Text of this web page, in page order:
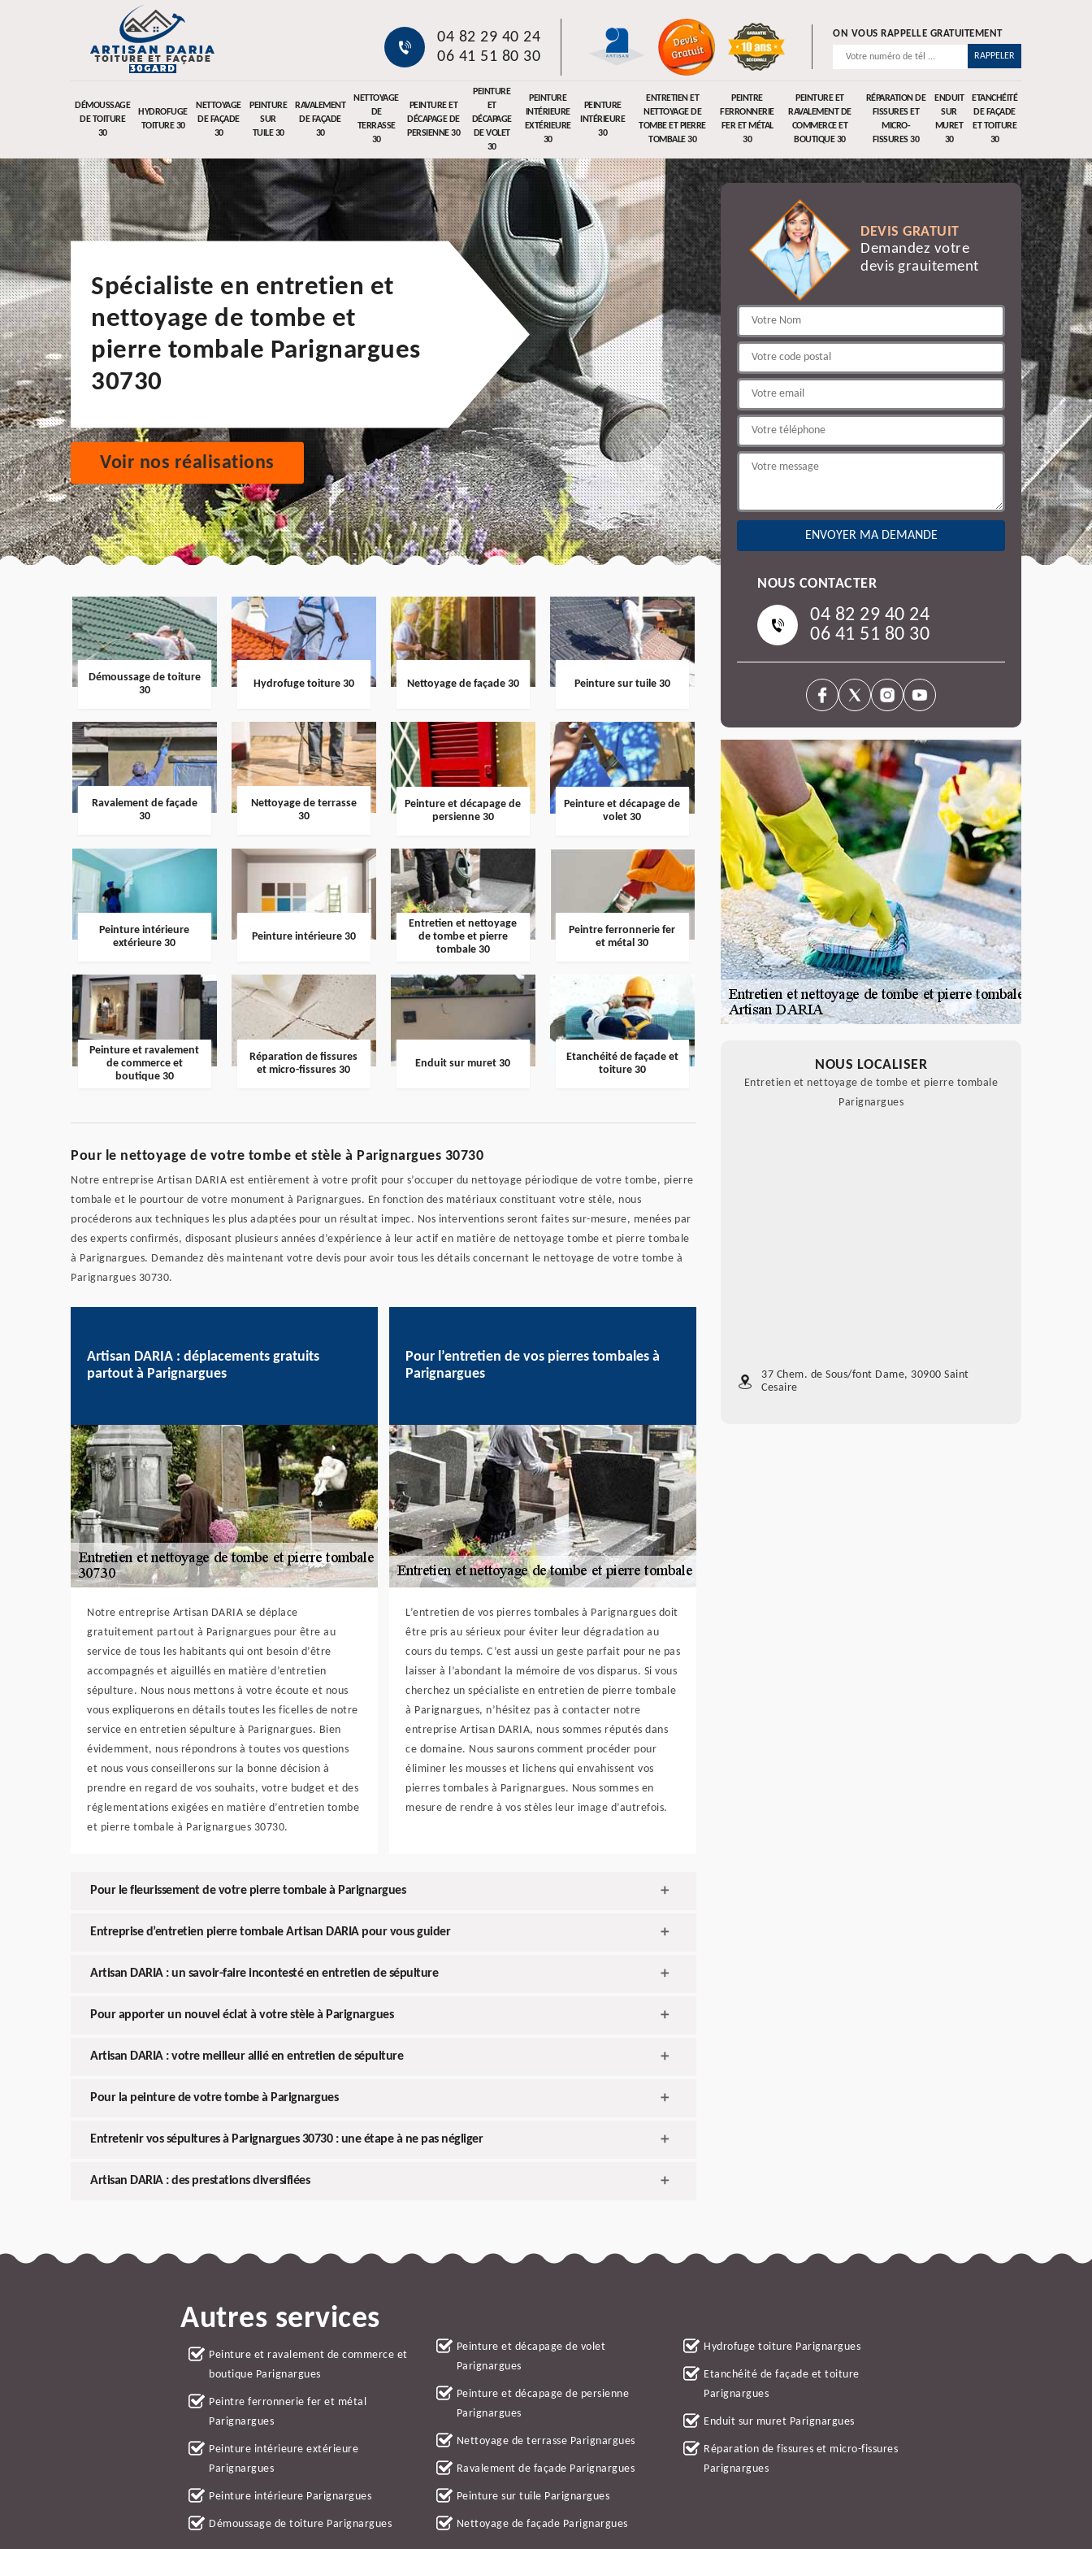
04 82 29 40 24
06 41 51 80 30
ON VOUS RAPPELLE GRATUITEMENT
DÉMOUSSAGE
DE TOITURE
30
HYDROFUGE
TOITURE 30
NETTOYAGE
DE FAÇADE
30
PEINTURE
SUR
TUILE 30
RAVALEMENT
DE FAÇADE
30
NETTOYAGE
DE
TERRASSE
30
PEINTURE ET
DÉCAPAGE DE
PERSIENNE 30
PEINTURE
ET
DÉCAPAGE
DE VOLET
30
PEINTURE
INTÉRIEURE
EXTÉRIEURE
30
PEINTURE
INTÉRIEURE
30
ENTRETIEN ET
NETTOYAGE DE
TOMBE ET PIERRE
TOMBALE 30
PEINTRE
FERRONNERIE
FER ET MÉTAL
30
PEINTURE ET
RAVALEMENT DE
COMMERCE ET
BOUTIQUE 30
RÉPARATION DE
FISSURES ET
MICRO-
FISSURES 30
ENDUIT
SUR
MURET
30
ETANCHÉITÉ
DE FAÇADE
ET TOITURE
30
Spécialiste en entretien et
nettoyage de tombe et
pierre tombale Parignargues
30730
Voir nos réalisations
Démoussage de toiture
30
Hydrofuge toiture 30 Nettoyage de façade 30 Peinture sur tuile 30
Ravalement de façade
30
Nettoyage de terrasse
30
Peinture et décapage de
persienne 30
Peinture et décapage de
volet 30
Peinture intérieure
extérieure 30
Peinture intérieure 30
Entretien et nettoyage
de tombe et pierre
tombale 30
Peintre ferronnerie fer
et métal 30
Peinture et ravalement
de commerce et
boutique 30
Réparation de fissures
et micro-fissures 30
Enduit sur muret 30
Etanchéité de façade et
toiture 30
Pour le nettoyage de votre tombe et stèle à Parignargues 30730
Notre entreprise Artisan DARIA est entièrement à votre profit pour s’occuper du nettoyage périodique de votre tombe, pierre
tombale et le pourtour de votre monument à Parignargues. En fonction des matériaux constituant votre stèle, nous
procéderons aux techniques les plus adaptées pour un résultat impec. Nos interventions seront faites sur-mesure, menées par
des experts confirmés, disposant plusieurs années d’expérience à leur actif en matière de nettoyage tombe et pierre tombale
à Parignargues. Demandez dès maintenant votre devis pour avoir tous les détails concernant le nettoyage de votre tombe à
Parignargues 30730.
Artisan DARIA : déplacements gratuits
partout à Parignargues
Notre entreprise Artisan DARIA se déplace
gratuitement partout à Parignargues pour être au
service de tous les habitants qui ont besoin d’être
accompagnés et aiguillés en matière d’entretien
sépulture. Nous nous mettons à votre écoute et nous
vous expliquerons en détails toutes les ficelles de notre
service en entretien sépulture à Parignargues. Bien
évidemment, nous répondrons à toutes vos questions
et nous vous conseillerons sur la bonne décision à
prendre en regard de vos souhaits, votre budget et des
réglementations exigées en matière d’entretien tombe
et pierre tombale à Parignargues 30730.
Pour l’entretien de vos pierres tombales à
Parignargues
L’entretien de vos pierres tombales à Parignargues doit
être pris au sérieux pour éviter leur dégradation au
cours du temps. C’est aussi un geste parfait pour ne pas
laisser à l’abondant la mémoire de vos disparus. Si vous
cherchez un spécialiste en entretien de pierre tombale
à Parignargues, n’hésitez pas à contacter notre
entreprise Artisan DARIA, nous sommes réputés dans
ce domaine. Nous saurons comment procéder pour
éliminer les mousses et lichens qui envahissent vos
pierres tombales à Parignargues. Nous sommes en
mesure de rendre à vos stèles leur image d’autrefois.
Pour le fleurissement de votre pierre tombale à Parignargues
Entreprise d’entretien pierre tombale Artisan DARIA pour vous guider
Artisan DARIA : un savoir-faire incontesté en entretien de sépulture
Pour apporter un nouvel éclat à votre stèle à Parignargues
Artisan DARIA : votre meilleur allié en entretien de sépulture
Pour la peinture de votre tombe à Parignargues
Entretenir vos sépultures à Parignargues 30730 : une étape à ne pas négliger
Artisan DARIA : des prestations diversifiées
DEVIS GRATUIT
Demandez votre
devis grauitement
NOUS CONTACTER
04 82 29 40 24
06 41 51 80 30
NOUS LOCALISER
Entretien et nettoyage de tombe et pierre tombale
Parignargues
37 Chem. de Sous/font Dame, 30900 Saint
Cesaire
Autres services
Peinture et ravalement de commerce et
boutique Parignargues
Peintre ferronnerie fer et métal
Parignargues
Peinture intérieure extérieure
Parignargues
Peinture intérieure Parignargues
Démoussage de toiture Parignargues
Peinture et décapage de volet
Parignargues
Peinture et décapage de persienne
Parignargues
Nettoyage de terrasse Parignargues
Ravalement de façade Parignargues
Peinture sur tuile Parignargues
Nettoyage de façade Parignargues
Hydrofuge toiture Parignargues
Etanchéité de façade et toiture
Parignargues
Enduit sur muret Parignargues
Réparation de fissures et micro-fissures
Parignargues